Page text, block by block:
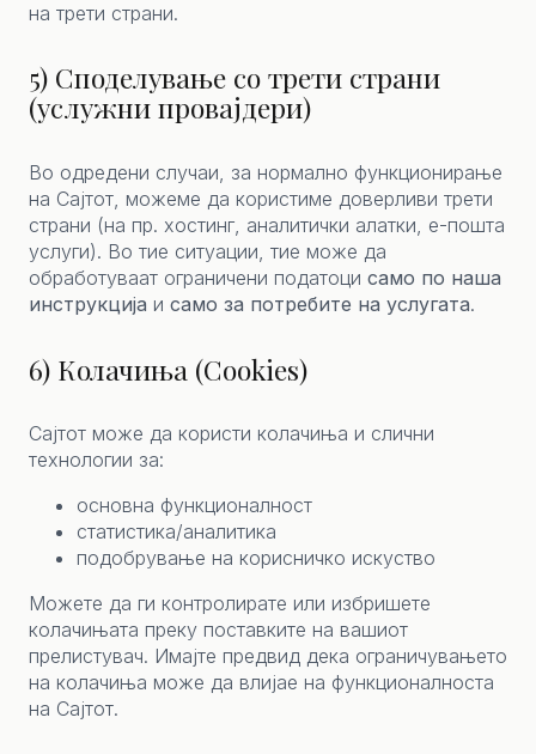
на трети страни.
5) Споделување со трети страни
(услужни провајдери)
Во одредени случаи, за нормално функционирање
на Сајтот, можеме да користиме доверливи трети
страни (на пр. хостинг, аналитички алатки, е-пошта
услуги). Во тие ситуации, тие може да
обработуваат ограничени податоци само по наша
инструкција и само за потребите на услугата.
6) Колачиња (Cookies)
Сајтот може да користи колачиња и слични
технологии за:
основна функционалност
статистика/аналитика
подобрување на корисничко искуство
Можете да ги контролирате или избришете
колачињата преку поставките на вашиот
прелистувач. Имајте предвид дека ограничувањето
на колачиња може да влијае на функционалноста
на Сајтот.